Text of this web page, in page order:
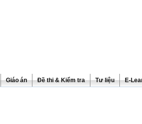
Giáo án Đề thi & Kiểm tra Tư liệu E-